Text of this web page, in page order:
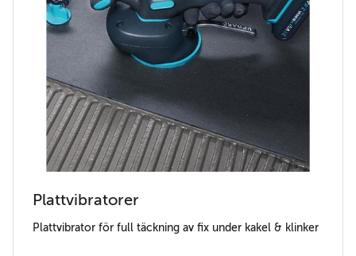
Plattvibratorer
Plattvibrator för full täckning av fix under kakel & klinker